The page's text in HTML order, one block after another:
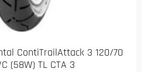
ContiTrailAttack 3 120/70
(58W) TL CTA 3